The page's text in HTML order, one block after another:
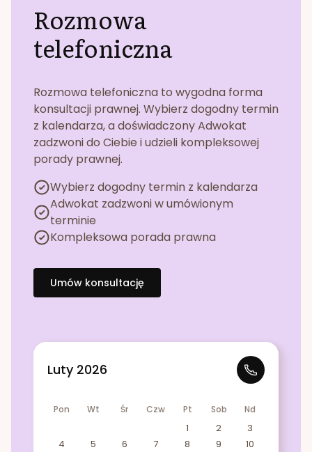
Rozmowa
telefoniczna
Rozmowa telefoniczna to wygodna forma
konsultacji prawnej. Wybierz dogodny termin
z kalendarza, a doświadczony Adwokat
zadzwoni do Ciebie i udzieli kompleksowej
porady prawnej.
Wybierz dogodny termin z kalendarza
Adwokat zadzwoni w umówionym
terminie
Kompleksowa porada prawna
Umów konsultację
Luty 2026
Pon Wt Śr Czw Pt Sob Nd
1 2
3
4
5 6 7 8 9
10